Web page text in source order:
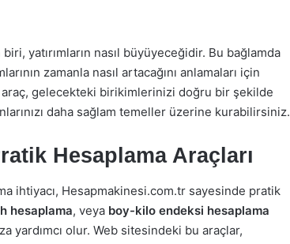
yatırımların nasıl büyüyeceğidir. Bu bağlamda
zamanla nasıl artacağını anlamaları için
gelecekteki birikimlerinizi doğru bir şekilde
daha sağlam temeller üzerine kurabilirsiniz.
Hesaplama Araçları
ihtiyacı, Hesapmakinesi.com.tr sayesinde pratik
hesaplama, veya boy-kilo endeksi hesaplama
yardımcı olur. Web sitesindeki bu araçlar,